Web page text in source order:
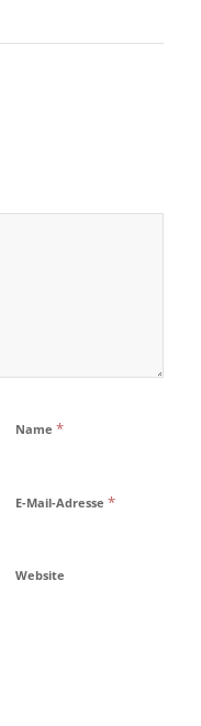
Name *
E-Mail-Adresse *
Website